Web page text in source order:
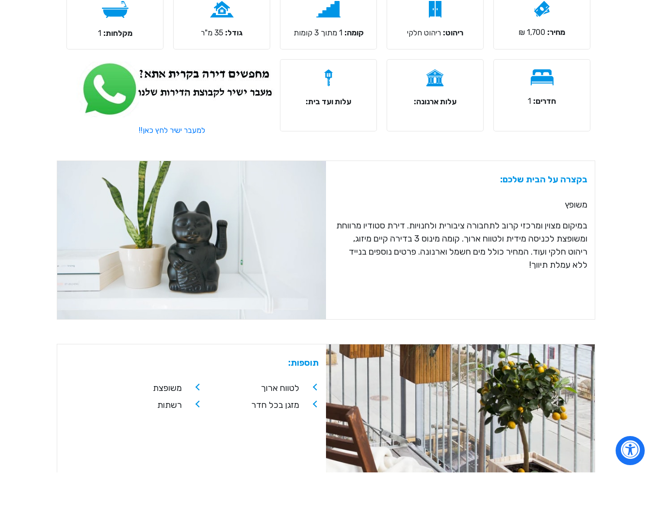
מחיר: ריהוט: ריהוט חלקי קומה: גודל: מקלחות:
חדרים: עלות ארנונה: עלות ועד בית:
למעבר ישיר לחץ כאן!!
בקצרה על הבית שלכם:
משופץ
במיקום מצוין ומרכזי קרוב לתחבורה ציבורית ולחנויות. דירת סטודיו מרווחת
ומשופצת לכניסה מידית ולטווח ארוך. קומה מינוס 3 בדירה קיים מיזוג,
ריהוט חלקי ועוד. המחיר כולל מים חשמל וארנונה. פרטים נוספים בנייד
ללא עמלת תיווך!
תוספות:
לטווח ארוך
משופצת
מזגן בכל חדר
רשתות